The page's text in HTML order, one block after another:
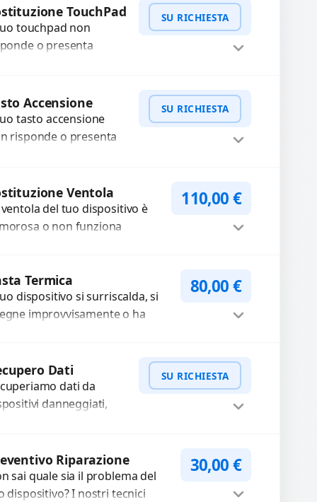
TouchPad
touchpad non
o presenta
professionale
ricambi di alta
garantiti...
SU RICHIESTA
WhatsApp
Accensione
tasto accensione
risponde o presenta
o sostituzione
componenti
SU RICHIESTA
PreventivoVentola
ventola del tuo dispositivo è
o non funziona
qualità garantiti...
110,00€
Termica
dispositivo si surriscalda, si
improvvisamente o ha
80,00€
Dati
dati da
danneggiati,
avanzati per
file importanti
di...
SU RICHIESTA
PreventivoRiparazione
sai quale sia il problema del
dispositivo? I nostri tecnici
30,00€